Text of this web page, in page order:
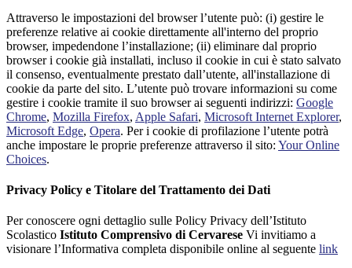
Attraverso le impostazioni del browser l’utente può: (i) gestire le
preferenze relative ai cookie direttamente all'interno del proprio
browser, impedendone l’installazione; (ii) eliminare dal proprio
browser i cookie già installati, incluso il cookie in cui è stato salvato
il consenso, eventualmente prestato dall’utente, all'installazione di
cookie da parte del sito. L’utente può trovare informazioni su come
gestire i cookie tramite il suo browser ai seguenti indirizzi: Google
Chrome, Mozilla Firefox, Apple Safari, Microsoft Internet Explorer,
Microsoft Edge, Opera. Per i cookie di profilazione l’utente potrà
anche impostare le proprie preferenze attraverso il sito: Your Online
Choices.
Privacy Policy e Titolare del Trattamento dei Dati
Per conoscere ogni dettaglio sulle Policy Privacy dell’Istituto
Scolastico Istituto Comprensivo di Cervarese Vi invitiamo a
visionare l’Informativa completa disponibile online al seguente link